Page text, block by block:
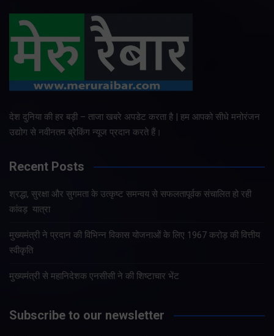
देश दुनिया की हर बड़ी – ताजा खबरे अपडेट करता है | हम आपको सीधे मनोरंजन
उद्योग से नवीनतम ब्रेकिंग न्यूज प्रदान करते हैं।
Recent Posts
श्रद्धा, सुरक्षा और सुगमता के उत्कृष्ट समन्वय से सफलतापूर्वक संचालित हो रही
कांवड़ यात्रा
मुख्यमंत्री ने प्रदान की विभिन्न विकास योजनाओं के लिए 1967 करोड़ की वित्तीय
स्वीकृति
मुख्यमंत्री से महानिदेशक एनसीसी ने की शिष्टाचार भेंट
Subscribe to our newsletter